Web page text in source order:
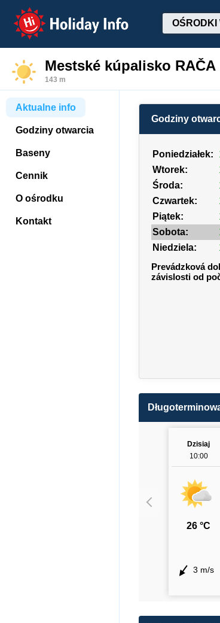
Holiday Info OŚRODKI
Mestské kúpalisko RAČA
143 m
Aktualne info
Godziny otwarcia
Baseny
Cennik
O ośrodku
Kontakt
Godziny
Poniedziałek:
Wtorek:
Środa:
Czwartek:
Piątek:
Sobota:
Niedziela:
Prevádzková
závislosti od
Dzisiaj
10:00
26 °C
3 m/s